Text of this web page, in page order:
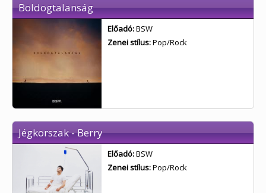
Boldogtalanság
Előadó:BSW
Zenei stílus:Pop/Rock
Jégkorszak - Berry
Előadó:BSW
Zenei stílus:Pop/Rock